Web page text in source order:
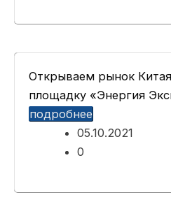
Открываем рынок
площадку «Энергия
подробнее
05.10.2021
0